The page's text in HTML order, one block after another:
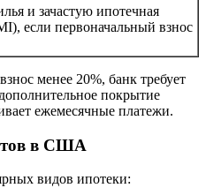
и зачастую ипотечная
если первоначальный взнос
менее 20%, банк требует
покрытие
ежемесячные платежи.
в США
видов ипотеки: